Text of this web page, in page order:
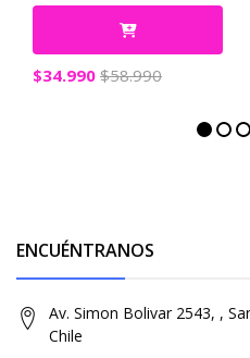
$34.990 $58.990
ENCUÉNTRANOS
Av. Simon Bolivar 2543, ,
Chile